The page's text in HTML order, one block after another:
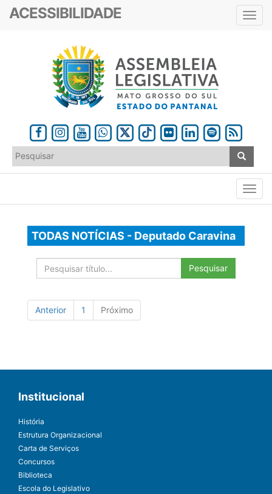
ACESSIBILIDADE
TODAS NOTÍCIAS - Deputado Caravina
Pesquisar
Anterior 1 Próximo
Institucional
História
Estrutura Organizacional
Carta de Serviços
Concursos
Biblioteca
Escola do Legislativo